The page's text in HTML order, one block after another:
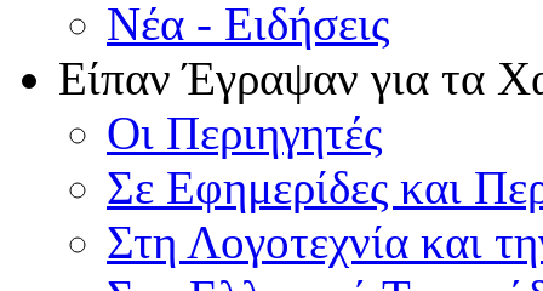
Νέα - Ειδήσεις
Είπαν Έγραψαν για τα
Οι Περιηγητές
Σε Εφημερίδες και
Στη Λογοτεχνία και